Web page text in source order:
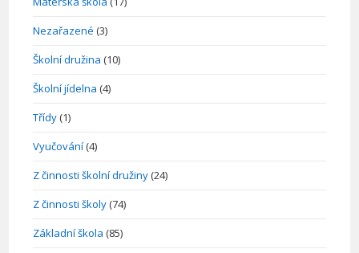
Nezařazené (3)
Školní družina (10)
Školní jídelna (4)
Třídy (1)
Vyučování (4)
Z činnosti školní družiny (24)
Z činnosti školy (74)
Základní škola (85)